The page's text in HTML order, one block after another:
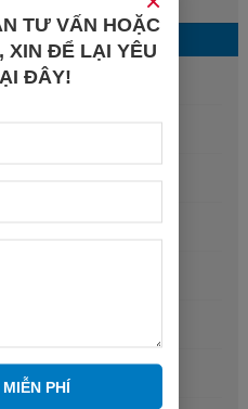
Tự Động
TƯ VẤN HOẶC
XIN ĐỂ LẠI YÊU
ĐÂY!
PHÍ